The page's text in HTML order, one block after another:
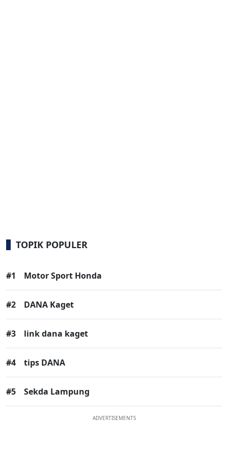
TOPIK POPULER
#1 Motor Sport Honda
#2 DANA Kaget
#3 link dana kaget
#4 tips DANA
#5 Sekda Lampung
ADVERTISEMENTS